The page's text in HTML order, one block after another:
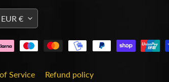
EUR €
Service Refund policy